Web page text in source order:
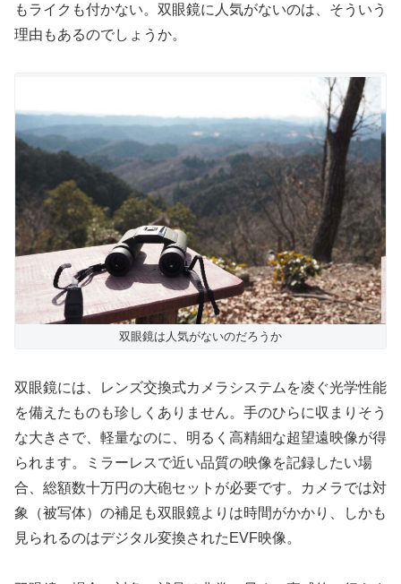
もライクも付かない。双眼鏡に人気がないのは、そういう
理由もあるのでしょうか。
双眼鏡は人気がないのだろうか
双眼鏡には、レンズ交換式カメラシステムを凌ぐ光学性能
を備えたものも珍しくありません。手のひらに収まりそう
な大きさで、軽量なのに、明るく高精細な超望遠映像が得
られます。ミラーレスで近い品質の映像を記録したい場
合、総額数十万円の大砲セットが必要です。カメラでは対
象（被写体）の補足も双眼鏡よりは時間がかかり、しかも
見られるのはデジタル変換されたEVF映像。